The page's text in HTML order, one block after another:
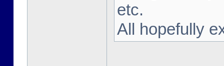
etc.
All hopefully